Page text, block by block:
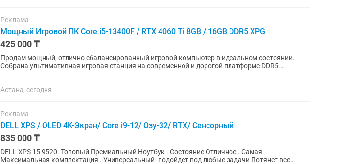
Реклама
Мощный Игровой ПК Core i5-13400F / RTX 4060 Ti 8GB / 16GB DDR5 XPG
425 000 ₸
Продам мощный, отлично сбалансированный игровой компьютер в идеальном состоянии.
Собрана ультимативная игровая станция на современной и дорогой платформе DDR5.
Астана, сегодня
Реклама
DELL XPS / OLED 4K-Экран/ Core i9-12/ Озу-32/ RTX/ Сенсорный
835 000 ₸
DELL XPS 15 9520. Топовый Премиальный Ноутбук . Состояние Отличное . Самая
Максимальная комплектация . Универсальный- подойдет под любые задачи Потянет все